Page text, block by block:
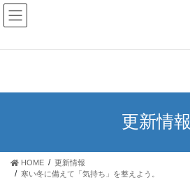
更新情報
HOME
更新情報
寒い冬に備えて「気持ち」を整えよう。